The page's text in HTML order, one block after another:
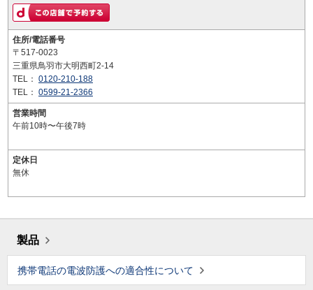
住所/電話番号
〒517-0023
三重県鳥羽市大明西町2-14
TEL： 0120-210-188
TEL： 0599-21-2366
営業時間
午前10時〜午後7時
定休日
無休
製品
携帯電話の電波防護への適合性について